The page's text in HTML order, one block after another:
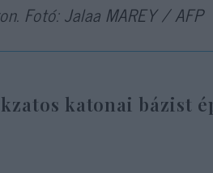
Fotó: Jalaa MAREY / AFP
katonai bázist